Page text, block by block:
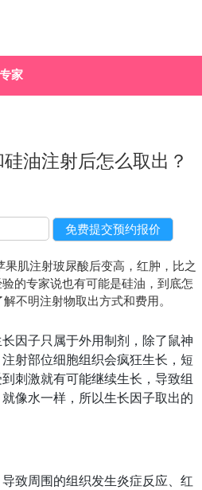
专家
油注射后怎么取出？
果肌注射玻尿酸后变高，红肿，比之
的专家说也有可能是硅油，到底怎
不明注射物取出方式和费用。
因子只属于外用制剂，除了鼠神
射部位细胞组织会疯狂生长，短
刺激就有可能继续生长，导致组
像水一样，所以生长因子取出的
致周围的组织发生炎症反应、红